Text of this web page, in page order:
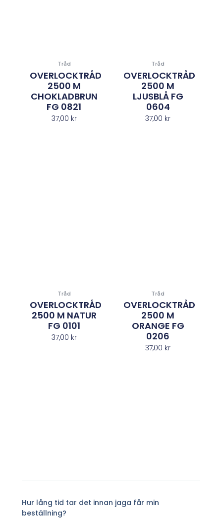
Tråd
OVERLOCKTRÅD
2500 M
CHOKLADBRUN
FG 0821
37,00 kr
Tråd
OVERLOCKTRÅD
2500 M
LJUSBLÅ FG
0604
37,00 kr
Tråd
OVERLOCKTRÅD
2500 M NATUR
FG 0101
37,00 kr
Tråd
OVERLOCKTRÅD
2500 M
ORANGE FG
0206
37,00 kr
Hur lång tid tar det innan jaga får min
beställning?